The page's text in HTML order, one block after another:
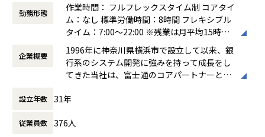
に応じて、
ウォーターフォール/アジャイルの開発手法を柔軟に選択。
フロントエンド/バックエンド/モバイルと横断的に開発に従
事したり、クラウド領域に特化して
基盤構築を担当したりなどを各自の能力・志向に合わせて柔
軟にチーム体制を作っています。
▼当社ではご本人の希望を尊重！
トを優先してアサイン。
勤務形態
作業時間： フルフレックスタイム制 コアタイ
ム：なし 標準労働時間：8時間 フレキシブル
タイム：7:00～22:00 ※残業は月平均15時間
程度です ※プロジェクト、繁忙期に応じて勤
務時間が多少異なります ※少数（2％程度）
ですが、派遣契約のプロジェクトもあり、そ
の際はフルフレックスの対象社員から外れる
形になります。派遣終了後に再度、フルフレ
ックス適応になります。
働き方：
時間外労働の有無： 有（月平均14時間）
企業概要
1996年に神奈川県横浜市で設立して以来、銀
行系のシステム開発に強みを持って成長をし
てきた当社は、富士通のコアパートナーとし
数参画してきました。そこで得たノウハウを
ートなシステム・サービスのご提供をするた
設立年数 31年
従業員数 376人